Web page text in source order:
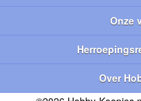
Onze
Over